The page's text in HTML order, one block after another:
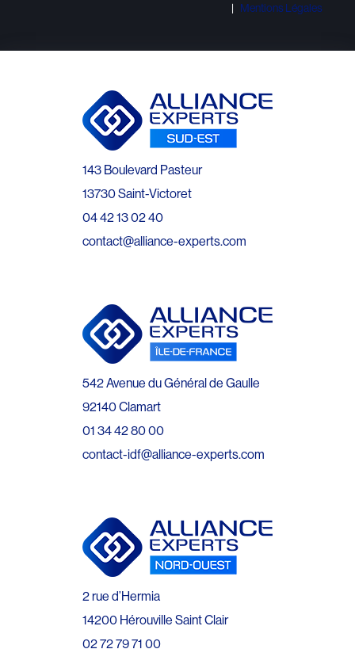
Mentions Légales
143 Boulevard Pasteur
13730 Saint-Victoret
04 42 13 02 40
contact@alliance-experts.com
542 Avenue du Général de Gaulle
92140 Clamart
01 34 42 80 00
contact-idf@alliance-experts.com
2 rue d’Hermia
14200 Hérouville Saint Clair
02 72 79 71 00